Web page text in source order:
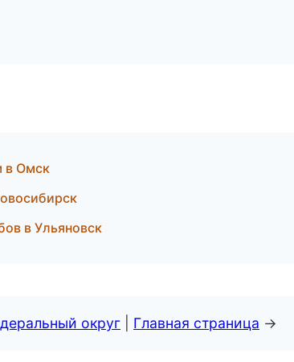
в Омск
в Ульяновск
округ Главная страница →